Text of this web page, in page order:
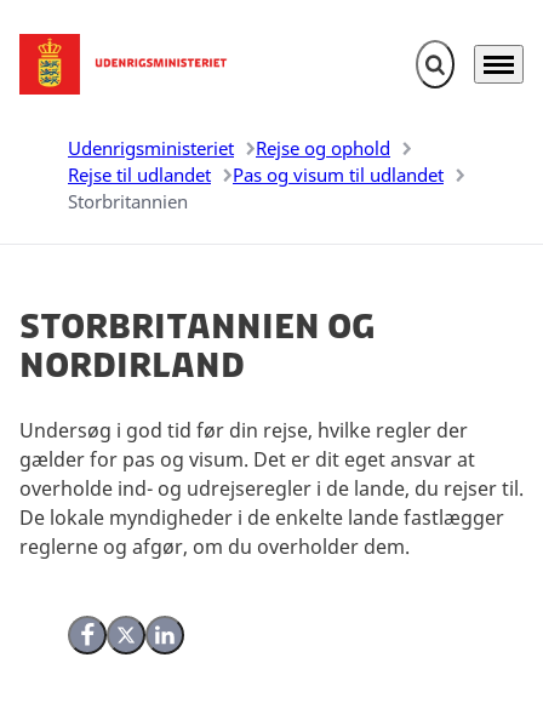
Gå til forsiden Fold søgefelt
Menu
Udenrigsministeriet
Rejse og ophold
Rejse til udlandet
Pas og visum til udlandet
Storbritannien
Storbritannien og
Nordirland
Del på Facebook
Del på X (Twitter)
Del på LinkedIn
Undersøg i god tid før din rejse, hvilke regler der
gælder for pas og visum. Det er dit eget ansvar at
overholde ind- og udrejseregler i de lande, du rejser til.
De lokale myndigheder i de enkelte lande fastlægger
reglerne og afgør, om du overholder dem.